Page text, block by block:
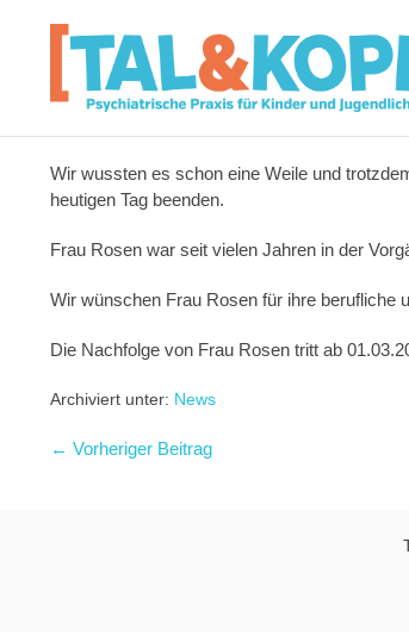
Wir wussten es schon eine Weile und
heutigen Tag beenden.
Frau Rosen war seit vielen Jahren in der
Wir wünschen Frau Rosen für ihre berufliche
Die Nachfolge von Frau Rosen tritt ab
Archiviert unter: News
← Vorheriger Beitrag